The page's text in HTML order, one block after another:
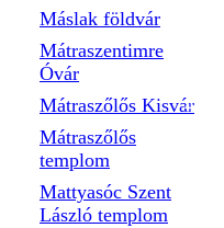
Máslak földvár
Mátraszentimre
Óvár
Mátraszőlős Kisvár
Mátraszőlős
templom
Mattyasóc Szent
László templom